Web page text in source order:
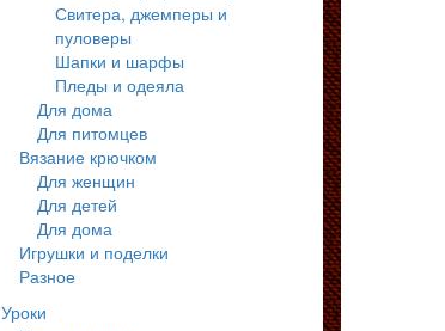
Свитера, джемперы и
пуловеры
Шапки и шарфы
Пледы и одеяла
Для дома
Для питомцев
Вязание крючком
Для женщин
Для детей
Для дома
Игрушки и поделки
Разное
Уроки